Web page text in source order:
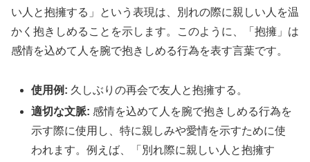
い人と抱擁する」という表現は、別れの際に親しい人を温
かく抱きしめることを示します。このように、「抱擁」は
感情を込めて人を腕で抱きしめる行為を表す言葉です。
使用例: 久しぶりの再会で友人と抱擁する。
適切な文脈: 感情を込めて人を腕で抱きしめる行為を
示す際に使用し、特に親しみや愛情を示すために使
われます。例えば、「別れ際に親しい人と抱擁す